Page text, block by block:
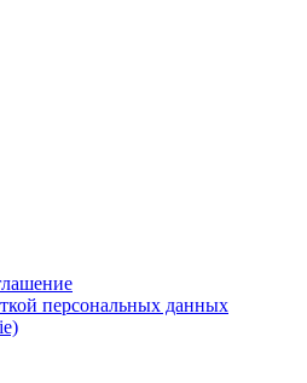
персональных данных